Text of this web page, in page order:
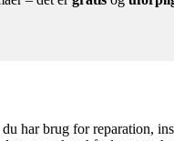
har brug for reparation,